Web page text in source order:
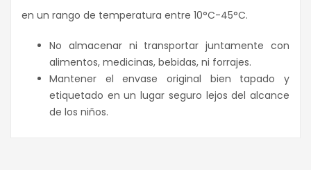
en un rango de temperatura entre 10°C-45°C.
No almacenar ni transportar juntamente con
alimentos, medicinas, bebidas, ni forrajes.
Mantener el envase original bien tapado y
etiquetado en un lugar seguro lejos del alcance
de los niños.